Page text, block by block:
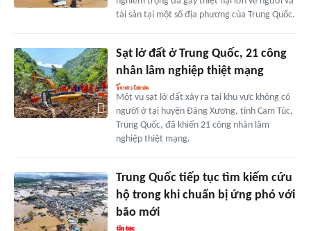
tài sản tại một số địa phương của Trung Quốc.
Sạt lở đất ở Trung Quốc, 21 công
nhân lâm nghiệp thiệt mạng
Một vụ sạt lở đất xảy ra tại khu vực không có
người ở tại huyện Đãng Xương, tỉnh Cam Túc,
Trung Quốc, đã khiến 21 công nhân lâm
nghiệp thiệt mạng.
Trung Quốc tiếp tục tìm kiếm cứu
hộ trong khi chuẩn bị ứng phó với
bão mới